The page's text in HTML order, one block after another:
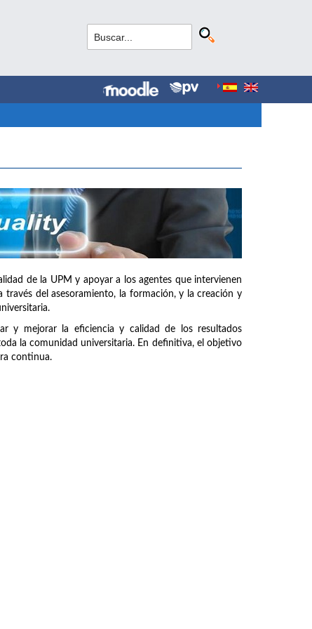
de la UPM y apoyar a los agentes que intervienen
del asesoramiento, la formación, y la creación y
y mejorar la eficiencia y calidad de los resultados
la comunidad universitaria. En definitiva, el objetivo
continua.